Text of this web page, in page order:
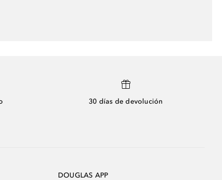
30 días de devolución
DOUGLAS APP